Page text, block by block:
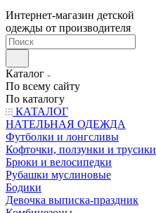
Интернет-магазин детской
одежды от производителя
Каталог
По всему сайту
По каталогу
КАТАЛОГ
НАТЕЛЬНАЯ ОДЕЖДА
Футболки и лонгсливы
Кофточки, ползунки и трусики
Брюки и велосипедки
Рубашки муслиновые
Бодики
Девочка выписка-праздник